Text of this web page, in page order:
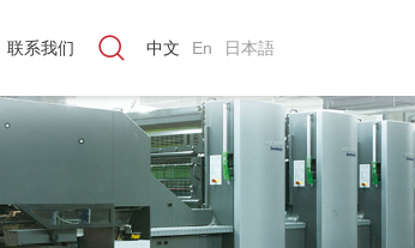
联系我们 中文 En 日本語